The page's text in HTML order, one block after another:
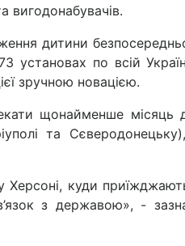
вигодонабувачів.
дитини
по всій
зручною новацією.
щонайменше місяць
та
куди
з державою», -